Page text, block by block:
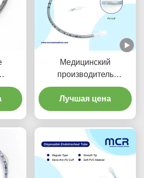
ВАП
Медицинский
производитель
Усиленная одноразовая
эндотрахеальная трубка
без DEHP
Лучшая цена